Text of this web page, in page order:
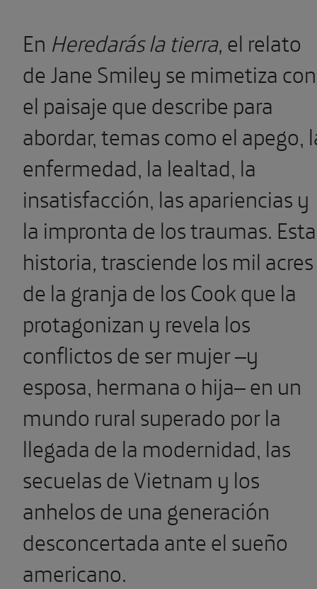
En Heredarás la tierra,el relato
de Jane Smiley se mimetiza con
el paisaje que describe para
abordar, temas como el apego,
enfermedad, la lealtad, la
insatisfacción, las apariencias y
la impronta de los traumas. Esta
historia,trasciende los mil acres
de la granja de los Cook que la
protagonizan y revela los
conflictos de ser mujer –y
esposa, hermana o hija– en un
mundo rural superado por la
llegada de la modernidad, las
secuelas de Vietnam y los
anhelos de una generación
desconcertada ante el sueño
americano.